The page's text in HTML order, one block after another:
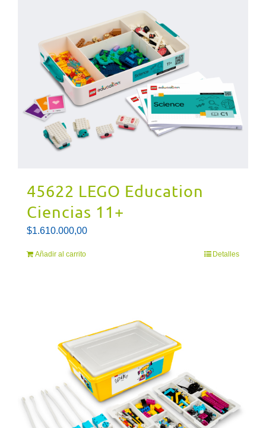
45622 LEGO Education
Ciencias 11+
$1.610.000,00
Añadir al carrito Detalles